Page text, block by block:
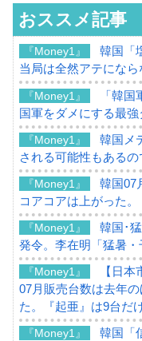
おススメ記事
『Money1』
韓国「
当局は全然アテにな
『Money1』
「韓
国軍をダメにする最強
『Money1』
韓国メ
される可能性もあるの
『Money1』
韓国07
コアコアは上がった。
『Money1』
韓国･
発令。李在明「猛暑・
『Money1』
【日
07月販売台数は去年
た。『起亜』は9台だ
『Money1』
韓国「